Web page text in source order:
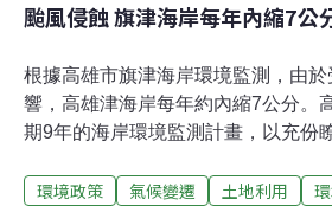
颱風侵蝕 旗津海岸每年內縮7公
根據高雄市旗津海岸環境監測，由
響，高雄津海岸每年約內縮7公分。
期9年的海岸環境監測計畫，以充份
為海岸復育及維護參考。水工處處長
環境政策 氣候變遷 土地利用